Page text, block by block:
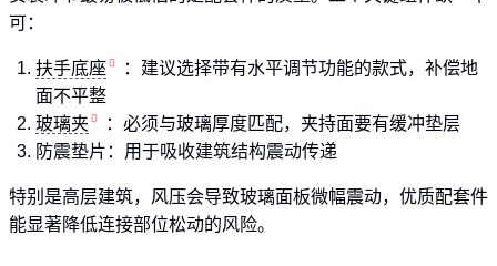
可：
扶手底座
：建议选择带有水平调节功能的款式，补偿地
面不平整
玻璃夹
：必须与玻璃厚度匹配，夹持面要有缓冲垫层
防震垫片：用于吸收建筑结构震动传递
特别是高层建筑，风压会导致玻璃面板微幅震动，优质配套件
能显著降低连接部位松动的风险。